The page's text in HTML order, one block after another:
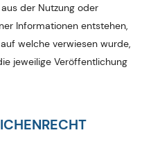
der Nutzung oder
Informationen entstehen,
welche verwiesen wurde,
jeweilige Veröffentlichung